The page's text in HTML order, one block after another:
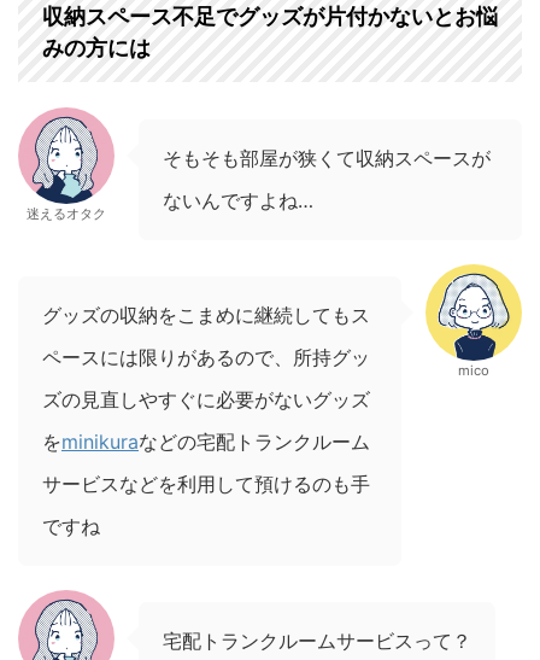
収納スペース不足でグッズが片付かないとお悩
みの方には
迷えるオタク
そもそも部屋が狭くて収納スペースが
ないんですよね…
グッズの収納をこまめに継続してもス
ペースには限りがあるので、所持グッ
ズの見直しやすぐに必要がないグッズ
をminikuraなどの宅配トランクルーム
サービスなどを利用して預けるのも手
ですね
mico
宅配トランクルームサービスって？